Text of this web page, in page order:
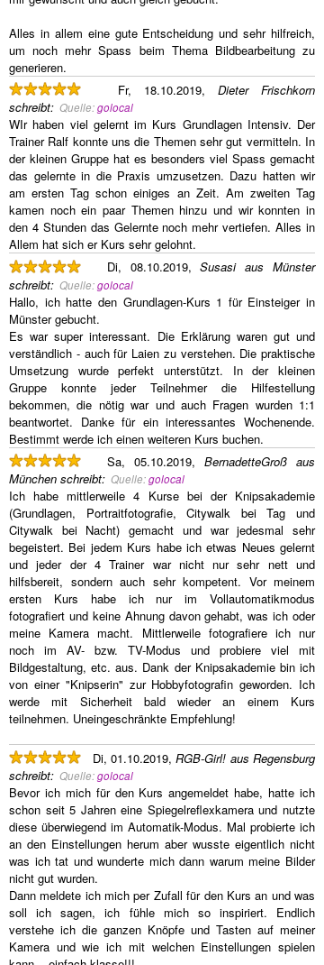
Alles in allem eine gute Entscheidung und sehr hilfreich,
um noch mehr Spass beim Thema Bildbearbeitung zu
generieren.
Fr, 18.10.2019,Dieter Frischkorn
schreibt: Quelle:golocal
WIr haben viel gelernt im Kurs Grundlagen Intensiv. Der
Trainer Ralf konnte uns die Themen sehr gut vermitteln. In
der kleinen Gruppe hat es besonders viel Spass gemacht
das gelernte in die Praxis umzusetzen. Dazu hatten wir
am ersten Tag schon einiges an Zeit. Am zweiten Tag
kamen noch ein paar Themen hinzu und wir konnten in
den 4 Stunden das Gelernte noch mehr vertiefen. Alles in
Allem hat sich er Kurs sehr gelohnt.
Di, 08.10.2019,Susasi aus Münster
schreibt: Quelle:golocal
Hallo, ich hatte den Grundlagen-Kurs 1 für Einsteiger in
Münster gebucht.
Es war super interessant. Die Erklärung waren gut und
verständlich - auch für Laien zu verstehen. Die praktische
Umsetzung wurde perfekt unterstützt. In der kleinen
Gruppe konnte jeder Teilnehmer die Hilfestellung
bekommen, die nötig war und auch Fragen wurden 1:1
beantwortet. Danke für ein interessantes Wochenende.
Bestimmt werde ich einen weiteren Kurs buchen.
Sa, 05.10.2019,BernadetteGroß aus
München schreibt: Quelle:golocal
Ich habe mittlerweile 4 Kurse bei der Knipsakademie
(Grundlagen, Portraitfotografie, Citywalk bei Tag und
Citywalk bei Nacht) gemacht und war jedesmal sehr
begeistert. Bei jedem Kurs habe ich etwas Neues gelernt
und jeder der 4 Trainer war nicht nur sehr nett und
hilfsbereit, sondern auch sehr kompetent. Vor meinem
ersten Kurs habe ich nur im Vollautomatikmodus
fotografiert und keine Ahnung davon gehabt, was ich oder
meine Kamera macht. Mittlerweile fotografiere ich nur
noch im AV- bzw. TV-Modus und probiere viel mit
Bildgestaltung, etc. aus. Dank der Knipsakademie bin ich
von einer "Knipserin" zur Hobbyfotografin geworden. Ich
werde mit Sicherheit bald wieder an einem Kurs
teilnehmen. Uneingeschränkte Empfehlung!
Di, 01.10.2019,RGB-Girl! aus Regensburg
schreibt: Quelle:golocal
Bevor ich mich für den Kurs angemeldet habe, hatte ich
schon seit 5 Jahren eine Spiegelreflexkamera und nutzte
diese überwiegend im Automatik-Modus. Mal probierte ich
an den Einstellungen herum aber wusste eigentlich nicht
was ich tat und wunderte mich dann warum meine Bilder
nicht gut wurden.
Dann meldete ich mich per Zufall für den Kurs an und was
soll ich sagen, ich fühle mich so inspiriert. Endlich
verstehe ich die ganzen Knöpfe und Tasten auf meiner
Kamera und wie ich mit welchen Einstellungen spielen